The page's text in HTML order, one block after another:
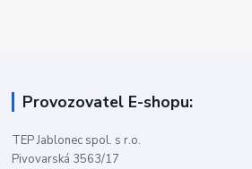
Provozovatel E-shopu:
TEP Jablonec spol. s r.o.
Pivovarská 3563/17